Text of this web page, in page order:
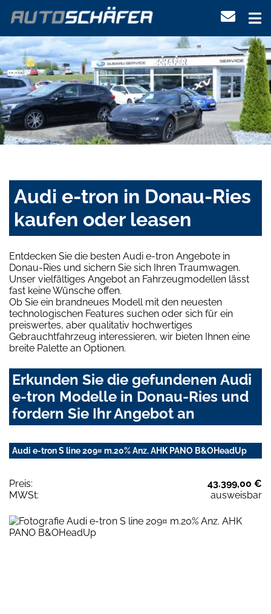
Audi e-tron in Donau-Ries
kaufen oder leasen
Entdecken Sie die besten Audi e-tron Angebote in
Donau-Ries und sichern Sie sich Ihren Traumwagen.
Unser vielfältiges Angebot an Fahrzeugmodellen lässt
fast keine Wünsche offen.
Ob Sie ein brandneues Modell mit den neuesten
technologischen Features suchen oder sich für ein
preiswertes, aber qualitativ hochwertiges
Gebrauchtfahrzeug interessieren, wir bieten Ihnen eine
breite Palette an Optionen.
Erkunden Sie die gefundenen Audi
e-tron Modelle in Donau-Ries und
fordern Sie Ihr Angebot an
Audi e-tron S line 209¤ m.20% Anz. AHK PANO B&OHeadUp
Preis:
43.399,00 €
MWSt:
ausweisbar